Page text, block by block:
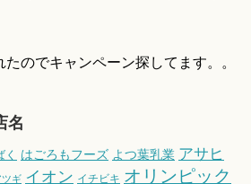
のでキャンペーン探してます。。
名
く はごろもフーズ よつ葉乳業 アサヒ
ツギ イオン イチビキ オリンピック